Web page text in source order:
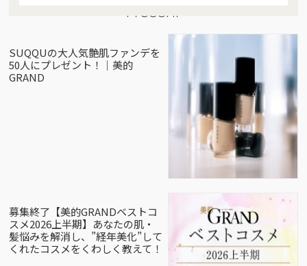
Present
SUQQUの大人気艶肌ファンデを
50人にプレゼント！｜美的
GRAND
募集終了【美的GRANDベストコ
スメ2026上半期】あなたの肌・
髪悩みを解消し、”経年美化”して
くれたコスメをくわしく教えて！